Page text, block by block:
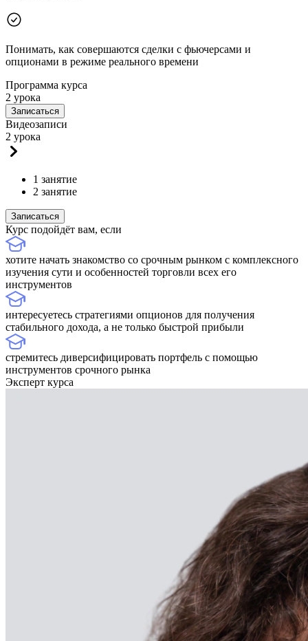
Понимать, как совершаются сделки с фьючерсами и
опционами в режиме реального времени
Программа курса
2 урока
Записаться
Видеозаписи
2 урока
1 занятие
2 занятие
Записаться
Курс подойдёт вам, если
хотите начать знакомство со срочным рынком с комплексного
изучения сути и особенностей торговли всех его
инструментов
интересуетесь стратегиями опционов для получения
стабильного дохода, а не только быстрой прибыли
стремитесь диверсифицировать портфель с помощью
инструментов срочного рынка
Эксперт курса